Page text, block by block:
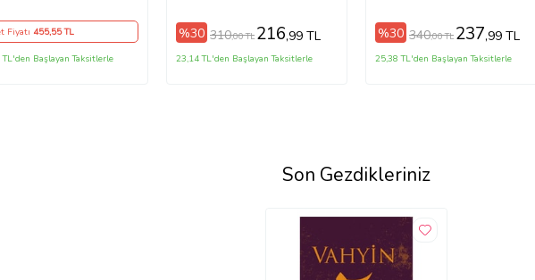
Fiyatı 455,55 TL
TL'den Başlayan Taksitlerle
%30 310,00 TL 216,99 TL
23,14 TL'den Başlayan Taksitlerle
%30 340,00 TL 237,99 TL
25,38 TL'den Başlayan Taksitlerle
Son Gezdikleriniz